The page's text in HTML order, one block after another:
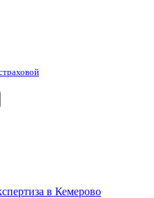
в Кемерово